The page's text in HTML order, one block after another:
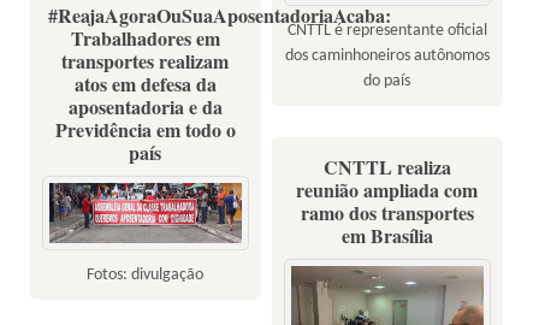
CNTTL é representante oficial
dos caminhoneiros autônomos
do país
#ReajaAgoraOuSuaAposentadoriaAcaba:
Trabalhadores em
transportes realizam
atos em defesa da
aposentadoria e da
Previdência em todo o
país
Fotos: divulgação
CNTTL realiza
reunião ampliada com
ramo dos transportes
em Brasília